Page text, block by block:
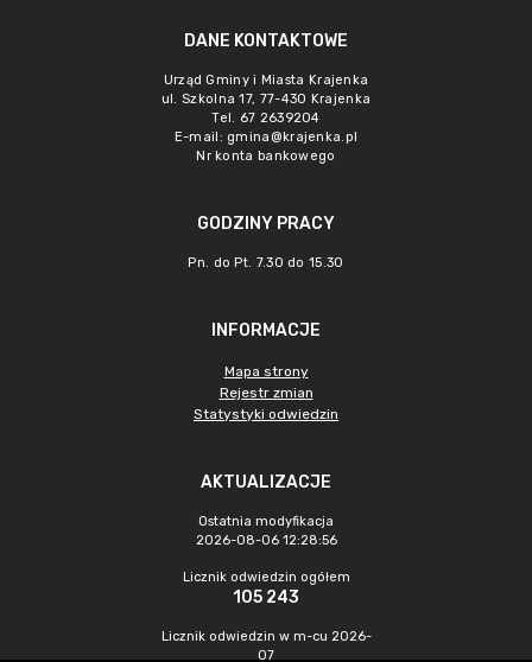
DANE KONTAKTOWE
Urząd Gminy i Miasta Krajenka
ul. Szkolna 17, 77-430 Krajenka
Tel. 67 2639204
E-mail: gmina@krajenka.pl
Nr konta bankowego
GODZINY PRACY
Pn. do Pt. 7.30 do 15.30
INFORMACJE
Mapa strony
Rejestr zmian
Statystyki odwiedzin
AKTUALIZACJE
Ostatnia modyfikacja
2026-08-06 12:28:56
Licznik odwiedzin ogółem
105 243
Licznik odwiedzin w m-cu 2026-
07